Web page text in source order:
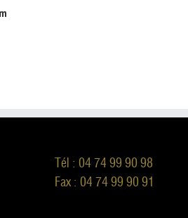
Tél : 04 74 99 90 98
Fax : 04 74 99 90 91